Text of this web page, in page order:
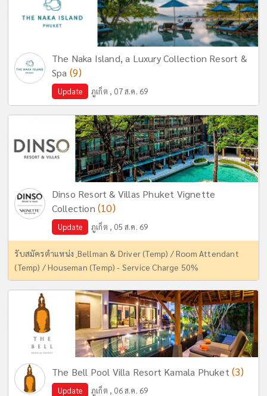
The Naka Island, a Luxury Collection Resort &
Spa (9)
Update ภูเก็ต , 07 ส.ค. 69
Dinso Resort & Villas Phuket Vignette
Collection (10)
Update ภูเก็ต , 05 ส.ค. 69
รับสมัครตำแหน่ง ฺBellman & Driver (Temp) / Room Attendant
(Temp) / Houseman (Temp) - Service Charge 50%
The Bell Pool Villa Resort Kamala Phuket (3)
Update ภูเก็ต , 06 ส.ค. 69